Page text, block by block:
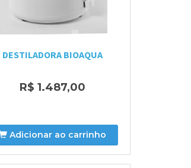
DESTILADORA BIOAQUA
R$ 1.487,00
Adicionar ao carrinho